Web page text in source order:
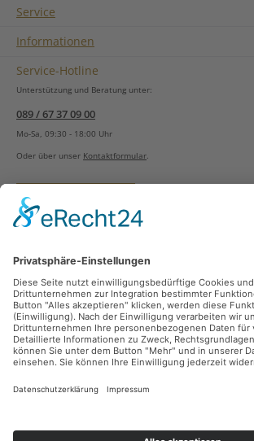
Service
Informationen
Service-Hotline
Unterstützung und Beratung unter:
089 / 67 37 09 00
Mo-Sa, 09:30 - 18:00 Uhr
Oder über unser Kontaktformular.
Vertrag widerrufen
Zahlungsarten
Sicher Einkaufen
Ladengeschäft
Newsletter